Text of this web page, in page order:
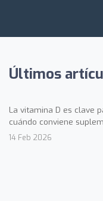
Últimos
La vitamina D es clave
cuándo conviene
14 Feb 2026